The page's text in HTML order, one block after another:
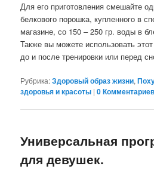
Для его приготовления смешайте
белкового порошка, купленного в
магазине, со 150 – 250 гр. воды в
Также вы можете использовать
до и после тренировки или перед
Рубрика:Здоровый образ жизни,
здоровья и красоты |0 Комментариев
Универсальная
для девушек.